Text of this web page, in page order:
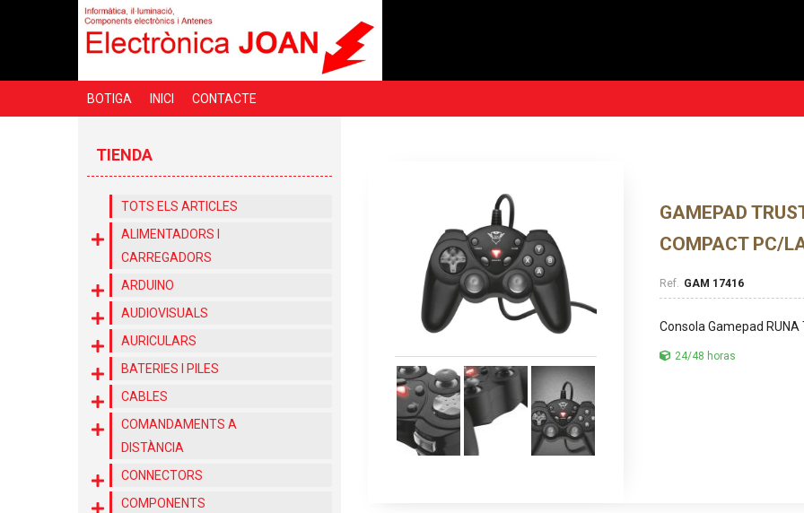
BOTIGA INICI CONTACTE
TIENDA
TOTS ELS ARTICLES
ALIMENTADORS I
CARREGADORS
ARDUINO
AUDIOVISUALS
AURICULARS
BATERIES I PILES
CABLES
COMANDAMENTS A
DISTÀNCIA
CONNECTORS
COMPONENTS
GAMEPAD
COMPACT PC/
GAM 17416
Consola Gamepad RUNA
24/48 horas